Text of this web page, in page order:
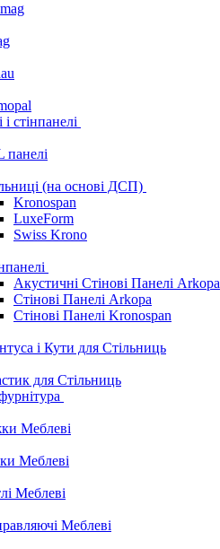
стінпанелі
панелі
(на основі ДСП)
Kronospan
LuxeForm
Swiss Krono
Акустичні Стінові Панелі Аrkopa
Стінові Панелі Arkopa
Стінові Панелі Kronospan
і Кути для Стільниць
для Стільниць
Меблеві
Меблеві
Меблеві
Меблеві